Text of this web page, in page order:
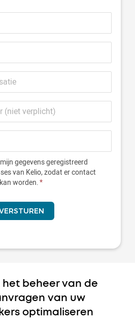
gegevens geregistreerd
van Kelio, zodat er contact
worden.
het beheer van de
van uw
optimaliseren